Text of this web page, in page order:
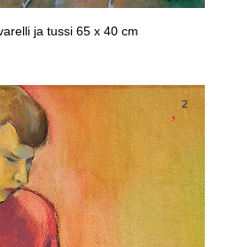
ja tussi 65 x 40 cm
2